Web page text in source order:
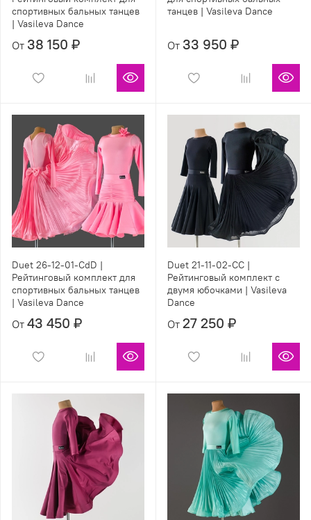
спортивных бальных танцев
| Vasileva Dance
От 38 150 ₽
танцев | Vasileva Dance
От 33 950 ₽
Duet 26-12-01-СdD |
Рейтинговый комплект для
спортивных бальных танцев
| Vasileva Dance
От 43 450 ₽
Duet 21-11-02-СС |
Рейтинговый комплект с
двумя юбочками | Vasileva
Dance
От 27 250 ₽